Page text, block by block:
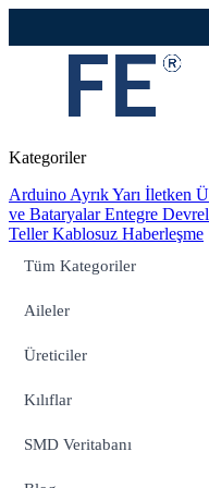
Kategoriler
Arduino Ayrık Yarı İletken
ve BataryalarEntegre
TellerKablosuz Haberleşme
Tüm Kategoriler
Aileler
Üreticiler
Kılıflar
SMD Veritabanı